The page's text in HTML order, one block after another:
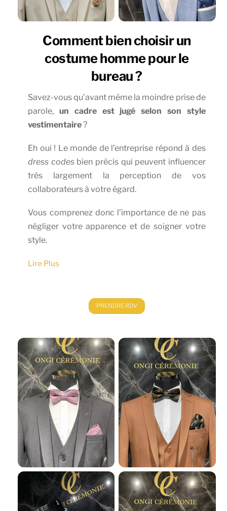
Comment bien choisir un
costume homme pour le
bureau ?
Savez-vous qu’avant même la moindre prise de
parole,un cadre est jugé selon son style
vestimentaire?
Eh oui ! Le monde de l’entreprise répond à des
dress codesbien précis qui peuvent influencer
très largement la perception de vos
collaborateurs à votre égard.
Vous comprenez donc l’importance de ne pas
négliger votre apparence et de soigner votre
style.
PRENDRE RDV